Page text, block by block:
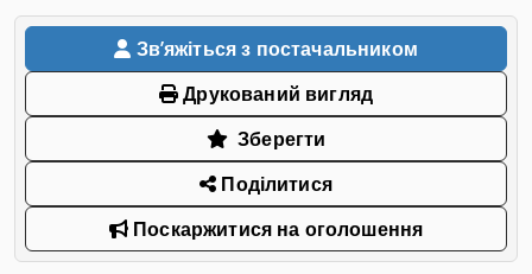
Звʼяжіться з постачальником
Друкований вигляд
Зберегти
Поділитися
Поскаржитися на оголошення